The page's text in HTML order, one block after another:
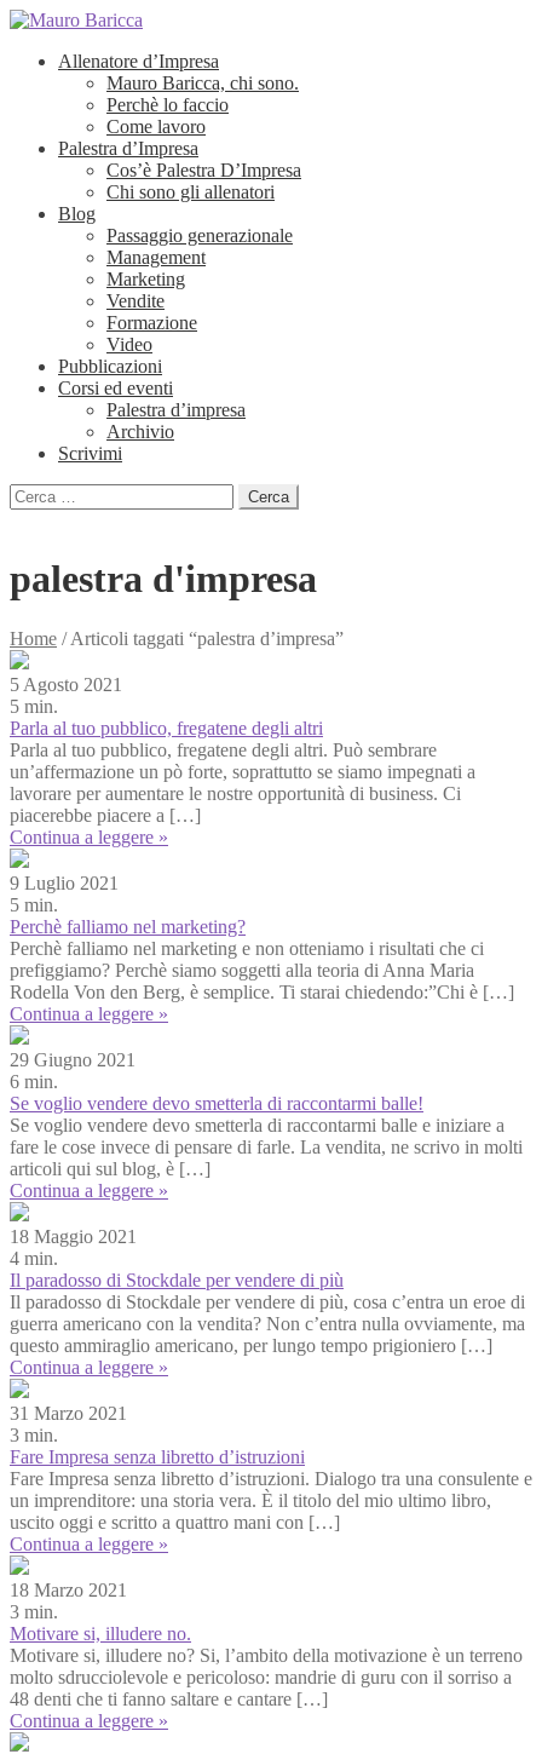
Allenatore d’Impresa
Mauro Baricca, chi sono.
Perchè lo faccio
Come lavoro
Palestra d’Impresa
Cos’è Palestra D’Impresa
Chi sono gli allenatori
Blog
Passaggio generazionale
Management
Marketing
Vendite
Formazione
Video
Pubblicazioni
Corsi ed eventi
Palestra d’impresa
Archivio
Scrivimi
Ricerca
per:
palestra d'impresa
Home /Articoli taggati “palestra d’impresa”
5 Agosto 2021
5 min.
Parla al tuo pubblico, fregatene degli altri
Parla al tuo pubblico, fregatene degli altri. Può sembrare
un’affermazione un pò forte, soprattutto se siamo impegnati a
lavorare per aumentare le nostre opportunità di business. Ci
piacerebbe piacere a […]
Continua a leggere »
9 Luglio 2021
5 min.
Perchè falliamo nel marketing?
Perchè falliamo nel marketing e non otteniamo i risultati che ci
prefiggiamo? Perchè siamo soggetti alla teoria di Anna Maria
Rodella Von den Berg, è semplice. Ti starai chiedendo:”Chi è […]
Continua a leggere »
29 Giugno 2021
6 min.
Se voglio vendere devo smetterla di raccontarmi balle!
Se voglio vendere devo smetterla di raccontarmi balle e iniziare a
fare le cose invece di pensare di farle. La vendita, ne scrivo in molti
articoli qui sul blog, è […]
Continua a leggere »
18 Maggio 2021
4 min.
Il paradosso di Stockdale per vendere di più
Il paradosso di Stockdale per vendere di più, cosa c’entra un eroe di
guerra americano con la vendita? Non c’entra nulla ovviamente, ma
questo ammiraglio americano, per lungo tempo prigioniero […]
Continua a leggere »
31 Marzo 2021
3 min.
Fare Impresa senza libretto d’istruzioni
Fare Impresa senza libretto d’istruzioni. Dialogo tra una consulente e
un imprenditore: una storia vera. È il titolo del mio ultimo libro,
uscito oggi e scritto a quattro mani con […]
Continua a leggere »
18 Marzo 2021
3 min.
Motivare si, illudere no.
Motivare si, illudere no? Si, l’ambito della motivazione è un terreno
molto sdrucciolevole e pericoloso: mandrie di guru con il sorriso a
48 denti che ti fanno saltare e cantare […]
Continua a leggere »